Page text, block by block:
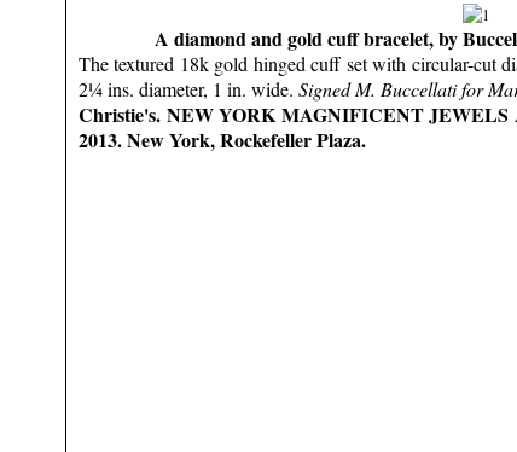
A diamond and gold cuff bracelet, by
The textured 18k gold hinged cuff set with circular-cut
2¼ ins. diameter, 1 in. wide. Signed M. Buccellati for
Christie's. NEW YORK MAGNIFICENT
2013. New York, Rockefeller Plaza.